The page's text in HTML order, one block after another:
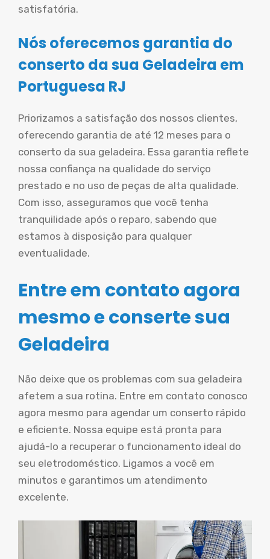
satisfatória.
Nós oferecemos garantia do
conserto da sua Geladeira em
Portuguesa RJ
Priorizamos a satisfação dos nossos clientes,
oferecendo garantia de até 12 meses para o
conserto da sua geladeira. Essa garantia reflete
nossa confiança na qualidade do serviço
prestado e no uso de peças de alta qualidade.
Com isso, asseguramos que você tenha
tranquilidade após o reparo, sabendo que
estamos à disposição para qualquer
eventualidade.
Entre em contato agora
mesmo e conserte sua
Geladeira
Não deixe que os problemas com sua geladeira
afetem a sua rotina. Entre em contato conosco
agora mesmo para agendar um conserto rápido
e eficiente. Nossa equipe está pronta para
ajudá-lo a recuperar o funcionamento ideal do
seu eletrodoméstico. Ligamos a você em
minutos e garantimos um atendimento
excelente.